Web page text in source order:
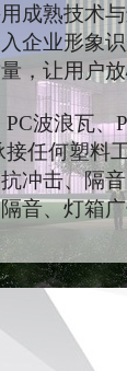
成熟技术
企业形象
，让用户放
波浪瓦、
接任何塑料
冲击、隔
音、灯箱